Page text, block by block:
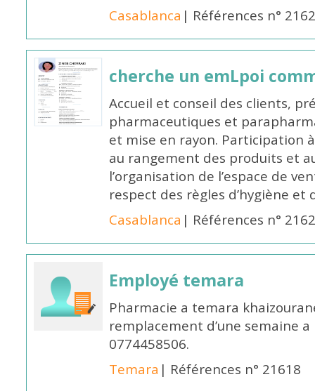
Casablanca | Références n°
cherche un emLpoi
Accueil et conseil des clients,
pharmaceutiques et
et mise en rayon. Participation
au rangement des produits et
l’organisation de l’espace de
respect des règles d’hygiène et
Casablanca | Références n°
Employé temara
Pharmacie a temara
remplacement d’une semaine
0774458506.
Temara | Références n° 21618